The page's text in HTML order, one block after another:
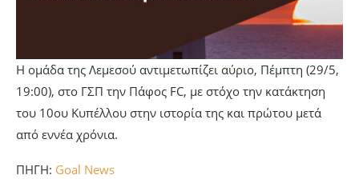
Η ομάδα της Λεμεσού αντιμετωπίζει αύριο, Πέμπτη (29/5,
19:00), στο ΓΣΠ την Πάφος FC, με στόχο την κατάκτηση
του 10ου Κυπέλλου στην ιστορία της και πρώτου μετά
από εννέα χρόνια.
ΠΗΓΗ: Goal News